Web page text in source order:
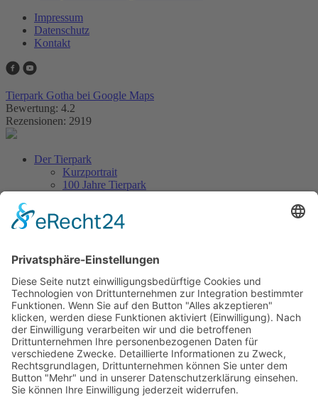
Impressum
Datenschutz
Kontakt
Tierpark Gotha bei Google Maps
Bewertung: 4.2
Rezensionen: 2919
Der Tierpark
Kurzportrait
100 Jahre Tierpark
Artenschutz
Lageplan
Anfahrt & Parken
Gastronomie
Barrierefreiheit
Kontakt
Erlebniswelt
Veranstaltungen
Höhepunkte & Feste
Ferienprogramm
Neuigkeiten